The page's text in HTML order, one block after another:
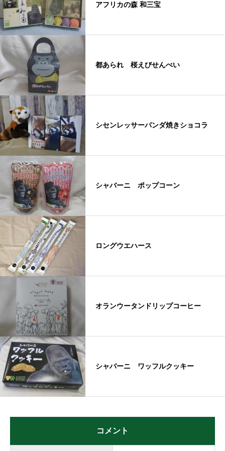
アフリカの森 和三宝
都あられ 桜えびせんべい
シセンレッサーパンダ焼きショコラ
シャバーニ ポップコーン
ロングウエハース
オランウータンドリップコーヒー
シャバーニ ワッフルクッキー
コメント